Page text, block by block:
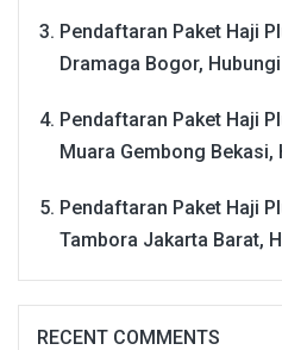
Pendaftaran Paket Haji
Dramaga Bogor,
Pendaftaran Paket Haji
Muara Gembong Bekasi,
Pendaftaran Paket Haji
Tambora Jakarta Barat,
RECENT COMMENTS